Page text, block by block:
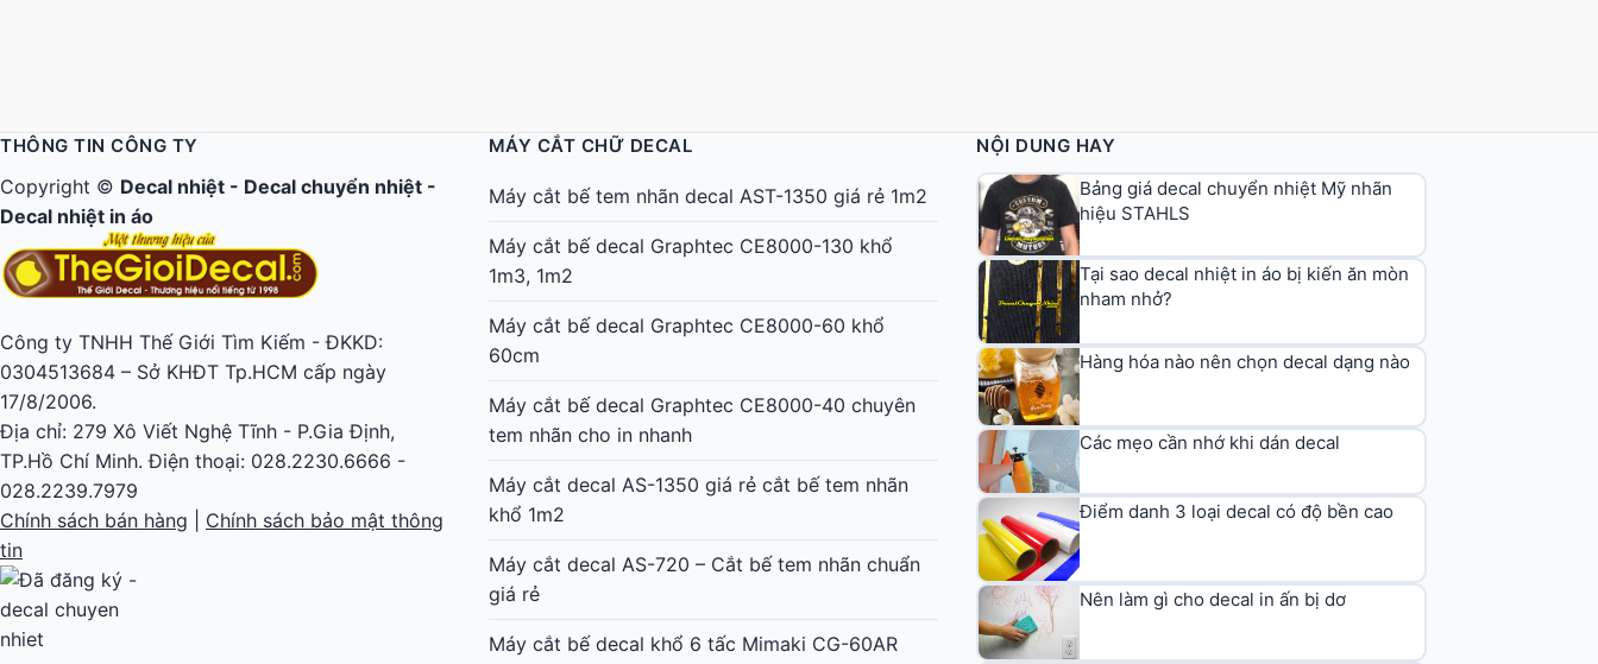
THÔNG TIN CÔNG TY
Copyright © Decal nhiệt - Decal chuyển nhiệt -
Decal nhiệt in áo
Công ty TNHH Thế Giới Tìm Kiếm - ĐKKD:
0304513684 – Sở KHĐT Tp.HCM cấp ngày
17/8/2006.
Địa chỉ: 279 Xô Viết Nghệ Tĩnh - P.Gia Định,
TP.Hồ Chí Minh. Điện thoại: 028.2230.6666 -
028.2239.7979
Chính sách bán hàng
Chính sách bảo mật thông
tin
MÁY CẮT CHỮ DECAL
Máy cắt bế tem nhãn decal AST-1350 giá rẻ 1m2
Máy cắt bế decal Graphtec CE8000-130 khổ
1m3, 1m2
Máy cắt bế decal Graphtec CE8000-60 khổ
60cm
Máy cắt bế decal Graphtec CE8000-40 chuyên
tem nhãn cho in nhanh
Máy cắt decal AS-1350 giá rẻ cắt bế tem nhãn
khổ 1m2
Máy cắt decal AS-720 – Cắt bế tem nhãn chuẩn
giá rẻ
Máy cắt bế decal khổ 6 tấc Mimaki CG-60AR
NỘI DUNG HAY
Bảng giá decal chuyển nhiệt Mỹ nhãn
hiệu STAHLS
Tại sao decal nhiệt in áo bị kiến ăn mòn
nham nhở?
Hàng hóa nào nên chọn decal dạng nào
Các mẹo cần nhớ khi dán decal
Điểm danh 3 loại decal có độ bền cao
Nên làm gì cho decal in ấn bị dơ